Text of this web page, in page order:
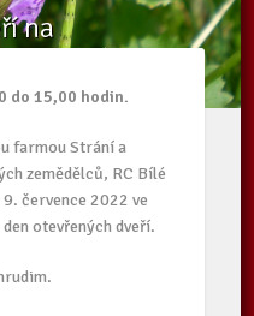
na
Strání
dveří na Levandulové farmě ve
do 15,00 hodin.
farmou Strání a
zemědělců, RC Bílé
července 2022 ve
otevřených dveří.